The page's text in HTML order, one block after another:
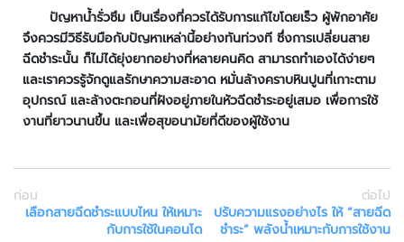
ป
ล
อ
ด
ภั
ย
เ
รื่
อ
ปัญหาน้ำรั่วซึม เป็นเรื่องที่ควรได้รับการแก้ไขโดยเร็ว ผู้พักอาศัย
จึงควรมีวิธีรับมือกับปัญหาเหล่านี้อย่างทันท่วงที ซึ่งการเปลี่ยนสาย
ฉีดชำระนั้น ก็ไม่ได้ยุ่งยากอย่างที่หลายคนคิด สามารถทำเองได้ง่ายๆ
และเราควรรู้จักดูแลรักษาความสะอาด หมั่นล้างคราบหินปูนที่เกาะตาม
อุปกรณ์ และล้างตะกอนที่ฝังอยู่ภายในหัวฉีดชำระอยู่เสมอ เพื่อการใช้
งานที่ยาวนานขึ้น และเพื่อสุขอนามัยที่ดีของผู้ใช้งาน
ก่อน
เลือกสายฉีดชำระแบบไหน ให้เหมาะ
กับการใช้ในคอนโด
ต่อไป
ปรับความแรงอย่างไร ให้ “สายฉีด
ชำระ” พลังน้ำเหมาะกับการใช้งาน